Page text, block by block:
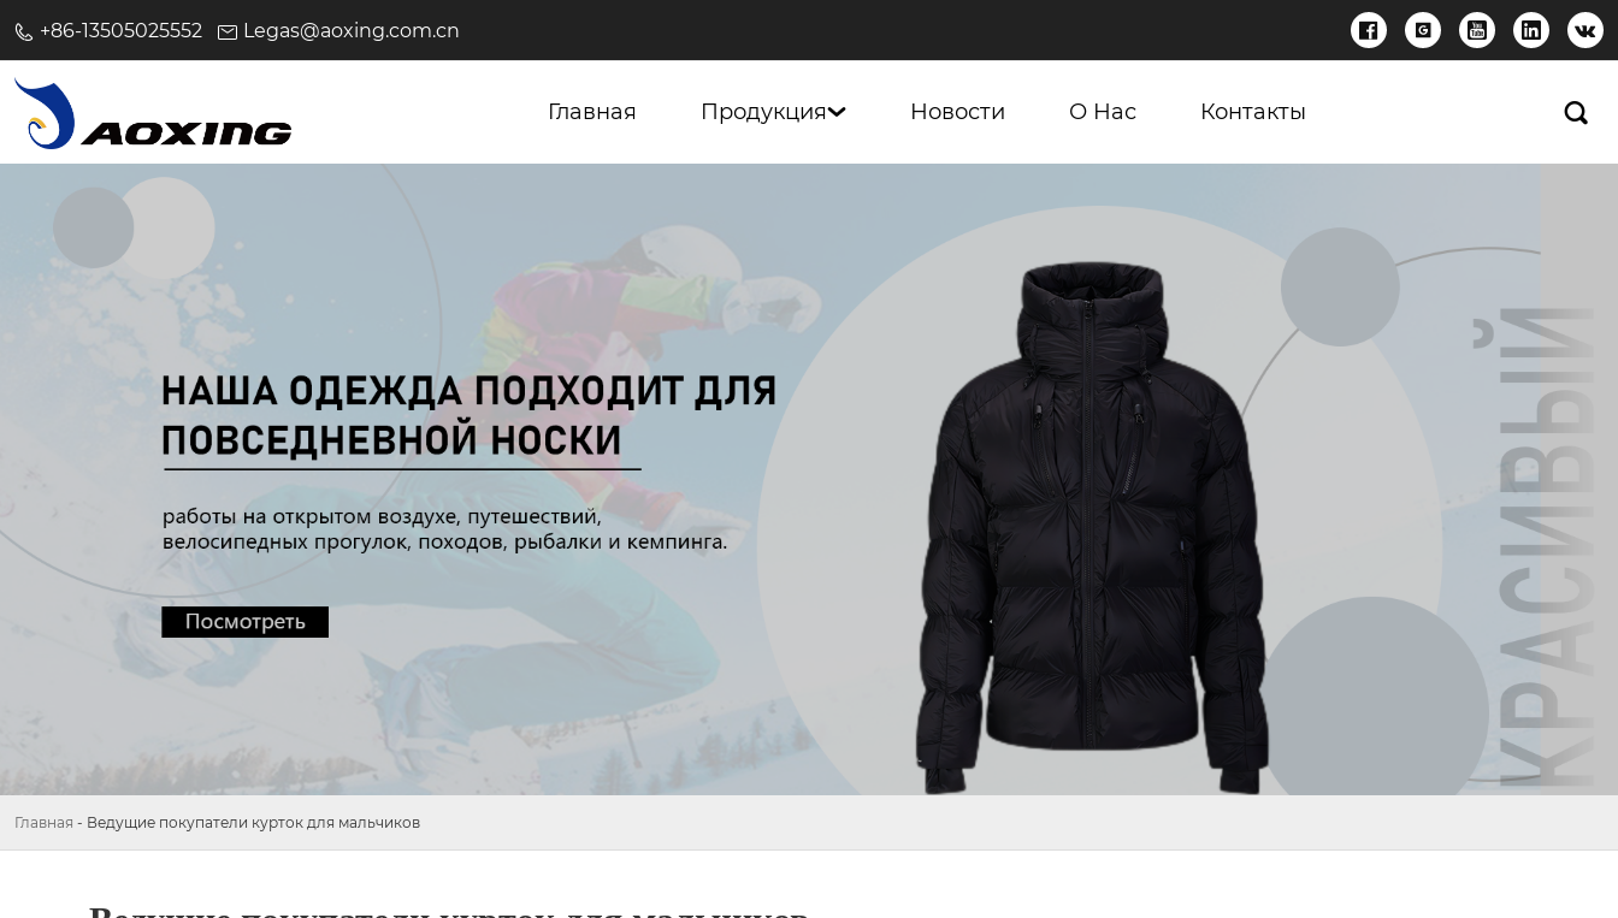
+86-13505025552 Legas@aoxing.com.cn     
Главная Продукция Новости О Нас Контакты 
Главная - Ведущие покупатели курток для мальчиков